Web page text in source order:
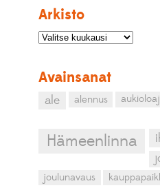
Arkisto
Avainsanat
ale alennus
Hämeenlinna
joulunavaus